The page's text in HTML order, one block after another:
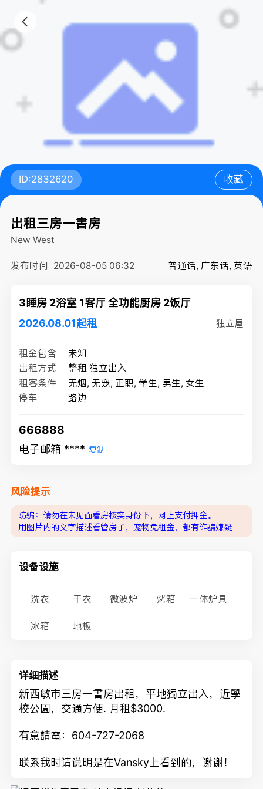
ID:2832620 收藏
出租三房一書房
New West
发布时间 2026-08-05 06:32 普通话, 广东话, 英语
3睡房 2浴室 1客厅 全功能厨房 2饭厅
2026.08.01起租
独立屋
租金包含
未知
出租方式
整租 独立出入
租客条件
无烟, 无宠, 正职, 学生, 男生, 女生
停车
路边
666888
电子邮箱 **** 复制
风险提示
防骗：请勿在未见面看房核实身份下，网上支付押金。
用图片内的文字描述看管房子，宠物免租金，都有诈骗嫌疑
设备设施
洗衣 干衣 微波炉 烤箱 一体炉具
冰箱 地板
详细描述
新西敏市三房一書房出租，平地獨立出入，近學
校公園，交通方便. 月租$3000.
有意請電：604-727-2068
联系我时请说明是在Vansky上看到的，谢谢！